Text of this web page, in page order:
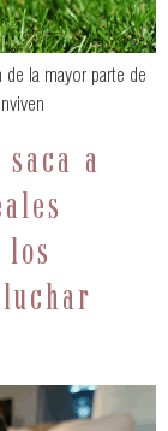
de la mayor parte de
a